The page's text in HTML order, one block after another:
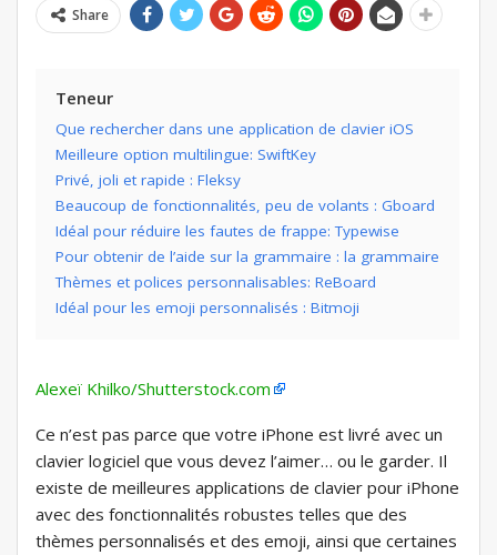
Share
Teneur
Que rechercher dans une application de clavier iOS
Meilleure option multilingue: SwiftKey
Privé, joli et rapide : Fleksy
Beaucoup de fonctionnalités, peu de volants : Gboard
Idéal pour réduire les fautes de frappe: Typewise
Pour obtenir de l’aide sur la grammaire : la grammaire
Thèmes et polices personnalisables: ReBoard
Idéal pour les emoji personnalisés : Bitmoji
Alexeï Khilko/Shutterstock.com
Ce n’est pas parce que votre iPhone est livré avec un
clavier logiciel que vous devez l’aimer… ou le garder. Il
existe de meilleures applications de clavier pour iPhone
avec des fonctionnalités robustes telles que des
thèmes personnalisés et des emoji, ainsi que certaines